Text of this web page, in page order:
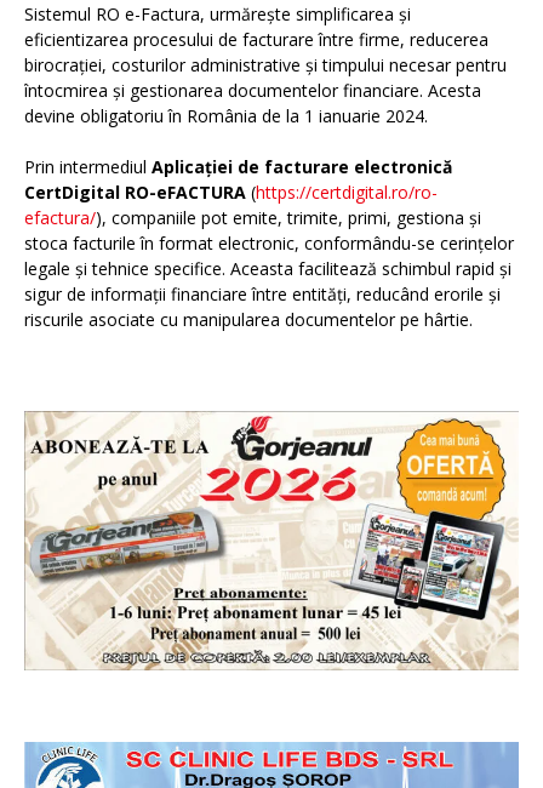
Sistemul RO e-Factura, urmărește simplificarea și
eficientizarea procesului de facturare între firme, reducerea
birocrației, costurilor administrative și timpului necesar pentru
întocmirea și gestionarea documentelor financiare. Acesta
devine obligatoriu în România de la 1 ianuarie 2024.
Prin intermediul Aplicației de facturare electronică
CertDigital RO-eFACTURA (https://certdigital.ro/ro-
efactura/), companiile pot emite, trimite, primi, gestiona și
stoca facturile în format electronic, conformându-se cerințelor
legale și tehnice specifice. Aceasta facilitează schimbul rapid și
sigur de informații financiare între entități, reducând erorile și
riscurile asociate cu manipularea documentelor pe hârtie.